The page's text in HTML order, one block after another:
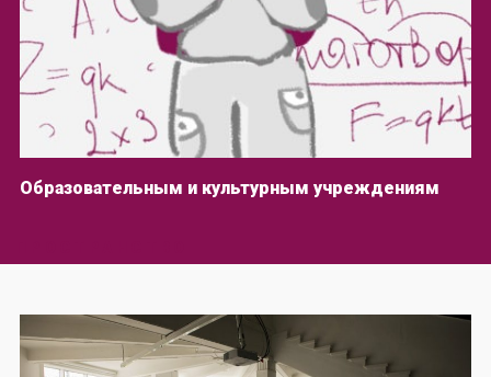
Образовательным и культурным учреждениям